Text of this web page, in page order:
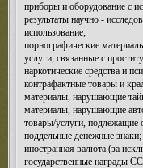
приборы и оборудование с
результаты научно -
использование;
порнографические
услуги, связанные с
наркотические средства и
контрафактные товары и
материалы, нарушающие
материалы, нарушающие
товары/услуги, подлежащие
поддельные денежные знаки;
иностранная валюта (за
государственные награды